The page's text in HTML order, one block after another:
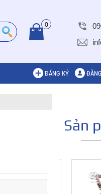
0
ĐĂNG KÝ
Sản